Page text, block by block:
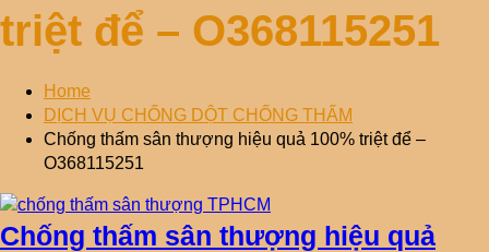
triệt để – O368115251
Home
DỊCH VỤ CHỐNG DỘT CHỐNG THẤM
Chống thấm sân thượng hiệu quả 100% triệt để –
O368115251
Chống thấm sân thượng hiệu quả